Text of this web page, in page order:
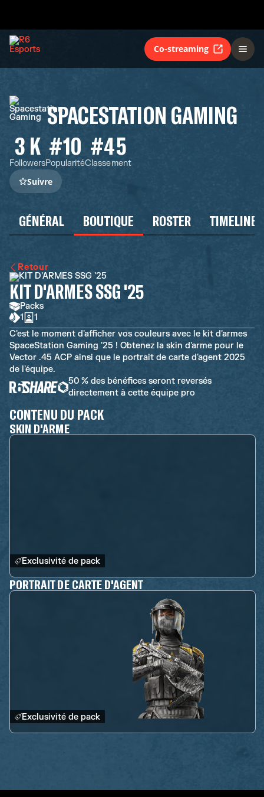
Co-streaming
SPACESTATION GAMING
3 K
Followers
#10
Popularité
#45
Classement
Suivre
GÉNÉRAL BOUTIQUE ROSTER TIMELINE
Retour
KIT D'ARMES SSG '25
Packs
1
1
C'est le moment d'afficher vos couleurs avec le kit d'armes
SpaceStation Gaming '25 ! Obtenez la skin d'arme pour le
Vector .45 ACP ainsi que le portrait de carte d'agent 2025
de l'équipe.
50 % des bénéfices seront reversés
directement à cette équipe pro
CONTENU DU PACK
SKIN D'ARME
Exclusivité de pack
PORTRAIT DE CARTE D'AGENT
Exclusivité de pack